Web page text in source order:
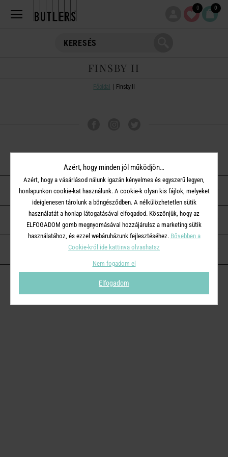
0 0
FINSBY II
Főoldal Finsby II
ÜGYFÉLSZOLGÁLAT
A BUTLERS-RŐL
KAPCSOLAT
Azért, hogy minden jól működjön…
Azért, hogy a vásárlásod nálunk igazán kényelmes és egyszerű legyen,
honlapunkon cookie-kat használunk. A cookie-k olyan kis fájlok, melyeket
ideiglenesen tárolunk a böngésződben. A nélkülözhetetlen sütik
használatát a honlap látogatásával elfogadod. Köszönjük, hogy az
ELFOGADOM gomb megnyomásával hozzájárulsz a marketing sütik
használatához, és ezzel webáruházunk fejlesztéséhez. Bővebben a
Cookie-król ide kattinva olvashatsz
Nem fogadom el
Elfogadom